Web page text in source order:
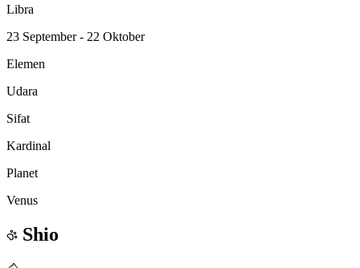
Libra
23 September - 22 Oktober
Elemen
Udara
Sifat
Kardinal
Planet
Venus
Shio